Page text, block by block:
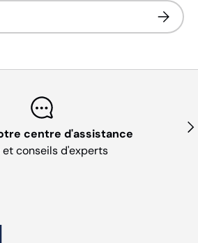
centre d'assistance
conseils d'experts